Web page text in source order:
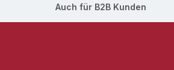
Auch für B2B Kunden